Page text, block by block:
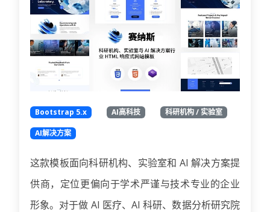
Bootstrap 5.x AI高科技 科研机构 / 实验室
AI解决方案
这款模板面向科研机构、实验室和 AI 解决方案提
供商，定位更偏向于学术严谨与技术专业的企业
形象。对于做 AI 医疗、AI 科研、数据分析研究院